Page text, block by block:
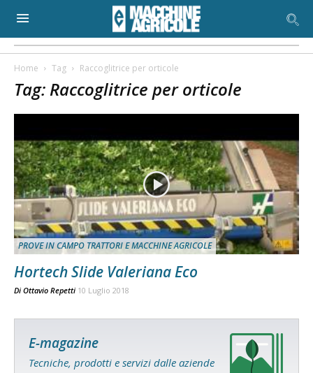
Home Tag Raccoglitrice per orticole
Tag: Raccoglitrice per orticole
PROVE IN CAMPO TRATTORI E MACCHINE AGRICOLE
Hortech Slide Valeriana Eco
Di Ottavio Repetti 10 Luglio 2018
E-magazine
Tecniche, prodotti e servizi dalle aziende